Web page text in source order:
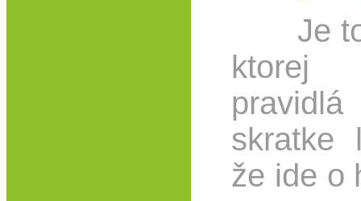
Je to
ktorej
skratke
že ide o